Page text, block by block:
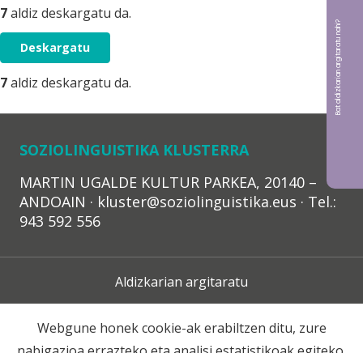
7aldiz deskargatu da.
Deskargatu
7aldiz deskargatu da.
SOZIOLINGUISTIKA KLUSTERRA
MARTIN UGALDE KULTUR PARKEA, 20140 –
ANDOAIN · kluster@soziolinguistika.eus · Tel.:
943 592 556
Aldizkarian argitaratu
Lege Oharra
Webgune honek cookie-ak erabiltzen ditu, zure
Bat aldizkarian argitaratu nahi?